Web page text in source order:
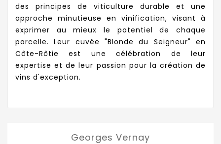
des principes de viticulture durable et une
approche minutieuse en vinification, visant à
exprimer au mieux le potentiel de chaque
parcelle. Leur cuvée "Blonde du Seigneur" en
Côte-Rôtie est une célébration de leur
expertise et de leur passion pour la création de
vins d'exception.
Georges Vernay